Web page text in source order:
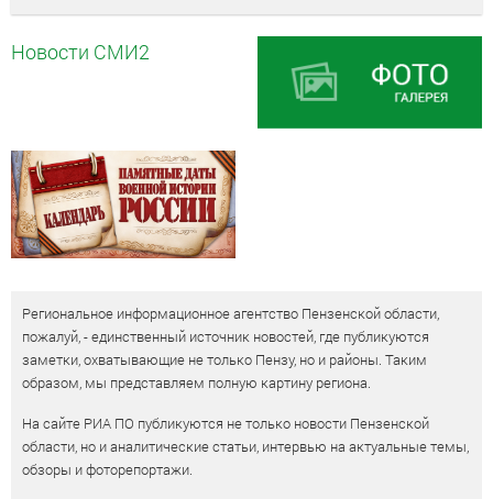
Новости СМИ2
Региональное информационное агентство Пензенской области,
пожалуй, - единственный источник новостей, где публикуются
заметки, охватывающие не только Пензу, но и районы. Таким
образом, мы представляем полную картину региона.
На сайте РИА ПО публикуются не только новости Пензенской
области, но и аналитические статьи, интервью на актуальные темы,
обзоры и фоторепортажи.